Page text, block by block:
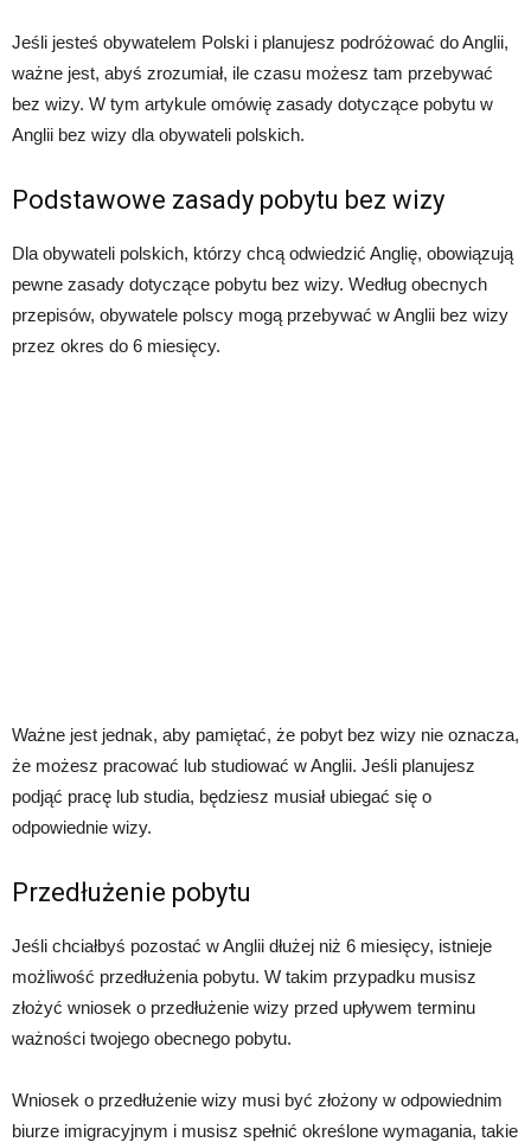
Jeśli jesteś obywatelem Polski i planujesz podróżować do Anglii,
ważne jest, abyś zrozumiał, ile czasu możesz tam przebywać
bez wizy. W tym artykule omówię zasady dotyczące pobytu w
Anglii bez wizy dla obywateli polskich.
Podstawowe zasady pobytu bez wizy
Dla obywateli polskich, którzy chcą odwiedzić Anglię, obowiązują
pewne zasady dotyczące pobytu bez wizy. Według obecnych
przepisów, obywatele polscy mogą przebywać w Anglii bez wizy
przez okres do 6 miesięcy.
Ważne jest jednak, aby pamiętać, że pobyt bez wizy nie oznacza,
że możesz pracować lub studiować w Anglii. Jeśli planujesz
podjąć pracę lub studia, będziesz musiał ubiegać się o
odpowiednie wizy.
Przedłużenie pobytu
Jeśli chciałbyś pozostać w Anglii dłużej niż 6 miesięcy, istnieje
możliwość przedłużenia pobytu. W takim przypadku musisz
złożyć wniosek o przedłużenie wizy przed upływem terminu
ważności twojego obecnego pobytu.
Wniosek o przedłużenie wizy musi być złożony w odpowiednim
biurze imigracyjnym i musisz spełnić określone wymagania, takie